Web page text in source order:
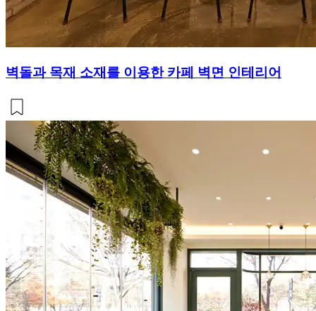
벽돌과 목재 소재를 이용한 카페 벽면 인테리어